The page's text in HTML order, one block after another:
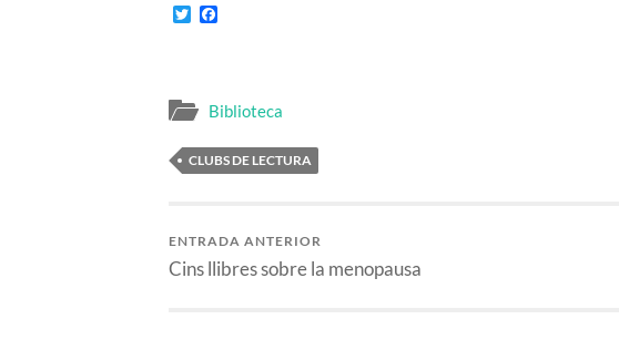
Twitter
Biblioteca
CLUBS DE LECTURA
ENTRADA ANTERIOR
Cins llibres sobre la menopausa